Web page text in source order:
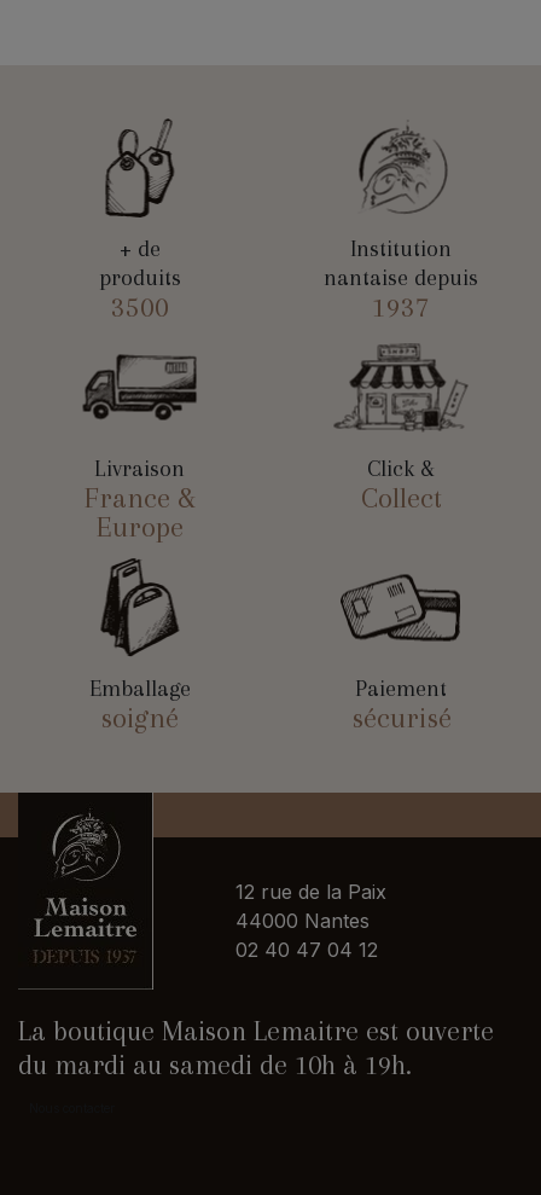
+ de
produits
3500
Institution
nantaise depuis
1937
Livraison
France &
Europe
Click &
Collect
Emballage
soigné
Paiement
sécurisé
12 rue de la Paix
44000 Nantes
02 40 47 04 12
La boutique Maison Lemaitre est ouverte
du mardi au samedi de 10h à 19h.